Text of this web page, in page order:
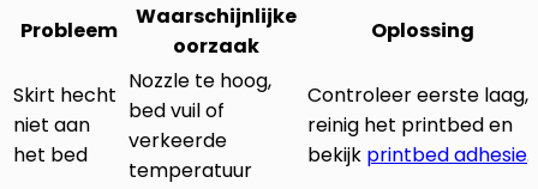
Probleem
Waarschijnlijke
oorzaak
Oplossing
Skirt hecht
niet aan
het bed
Nozzle te hoog,
bed vuil of
verkeerde
temperatuur
Controleer eerste laag,
reinig het printbed en
bekijk printbed adhesie.